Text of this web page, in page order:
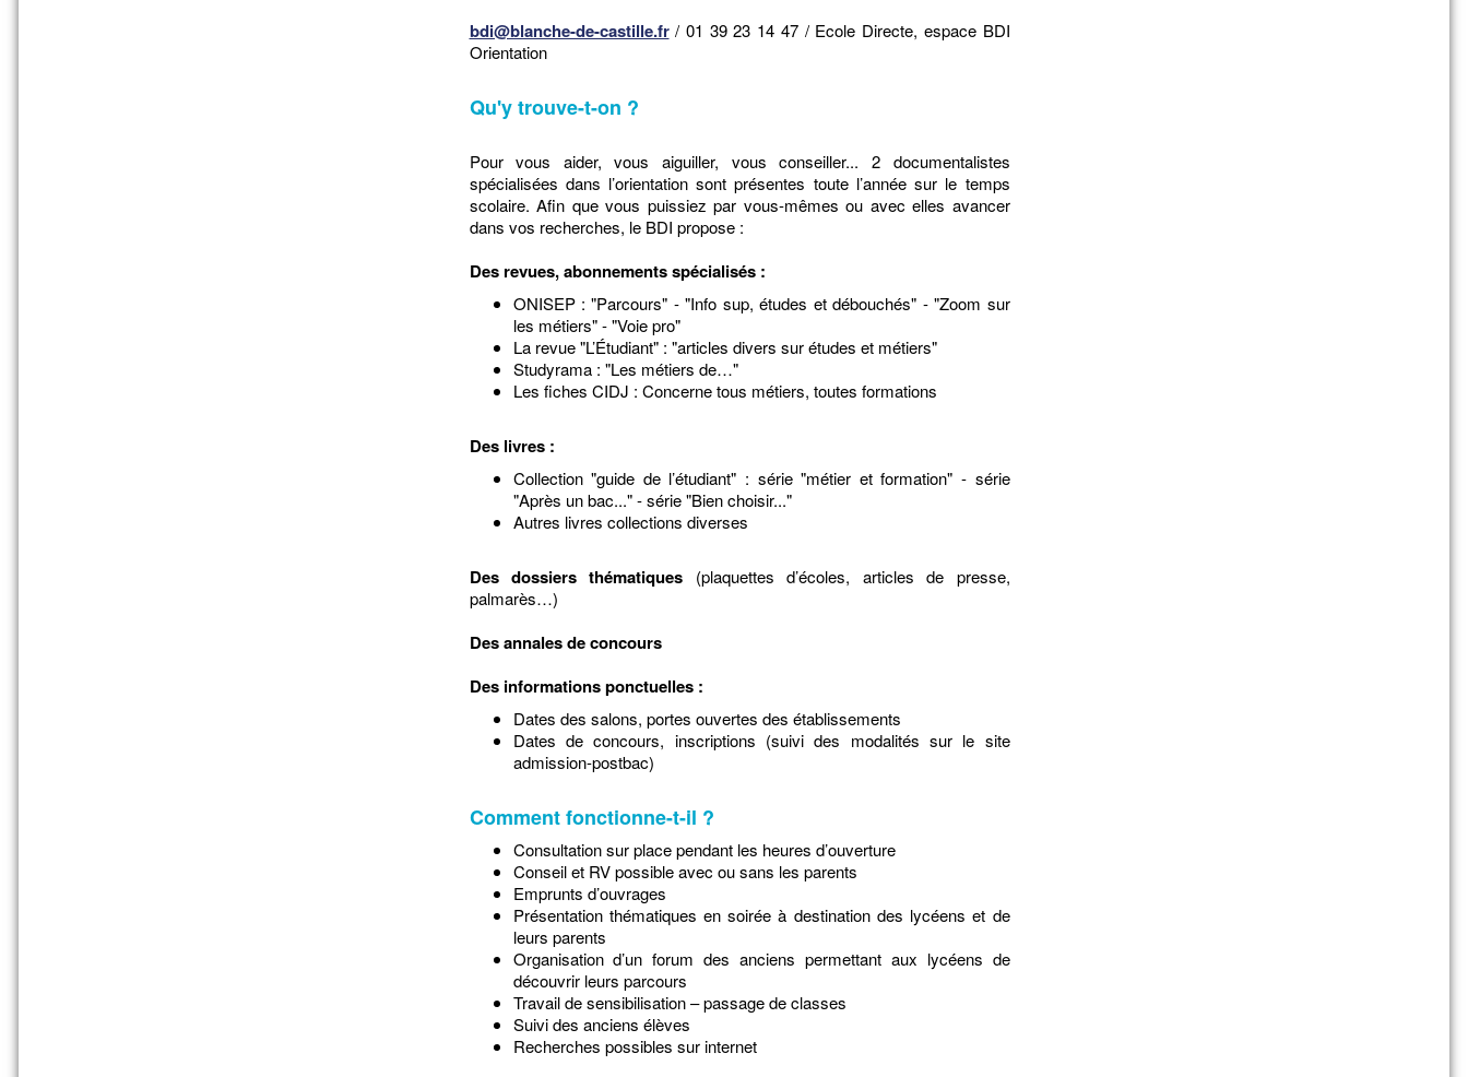
bdi@blanche-de-castille.fr/ 01 39 23 14 47 / Ecole Directe, espace BDI
Orientation
Qu'y trouve-t-on ?
Pour vous aider, vous aiguiller, vous conseiller... 2 documentalistes
spécialisées dans l’orientation sont présentes toute l’année sur le temps
scolaire. Afin que vous puissiez par vous-mêmes ou avec elles avancer
dans vos recherches, le BDI propose :
Des revues, abonnements spécialisés :
ONISEP : "Parcours" - "Info sup, études et débouchés" - "Zoom sur
les métiers" - "Voie pro"
La revue "L’Étudiant" : "articles divers sur études et métiers"
Studyrama : "Les métiers de…"
Les fiches CIDJ : Concerne tous métiers, toutes formations
Des livres :
Collection "guide de l’étudiant" : série "métier et formation" - série
"Après un bac..." - série "Bien choisir..."
Autres livres collections diverses
Des dossiers thématiques (plaquettes d’écoles, articles de presse,
palmarès…)
Des annales de concours
Des informations ponctuelles :
Dates des salons, portes ouvertes des établissements
Dates de concours, inscriptions (suivi des modalités sur le site
admission-postbac)
Comment fonctionne-t-il ?
Consultation sur place pendant les heures d’ouverture
Conseil et RV possible avec ou sans les parents
Emprunts d’ouvrages
Présentation thématiques en soirée à destination des lycéens et de
leurs parents
Organisation d’un forum des anciens permettant aux lycéens de
découvrir leurs parcours
Travail de sensibilisation – passage de classes
Suivi des anciens élèves
Recherches possibles sur internet